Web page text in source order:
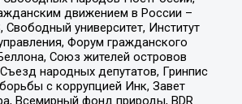
движением в России –
Свободный университет, Институт
Форум гражданского
Союз жителей островов
народных депутатов, Гринпис
с коррупцией Инк, Завет
Всемирный фонд природы, BDR